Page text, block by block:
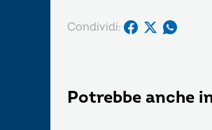
Condividi:
Potrebbe anche